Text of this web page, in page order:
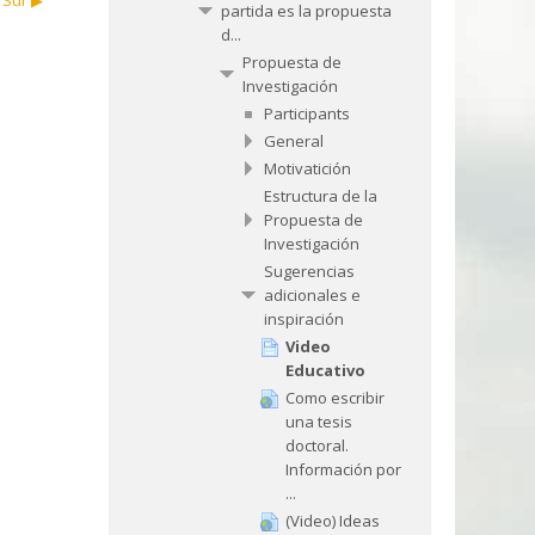
partida es la propuesta
d...
Propuesta de
Investigación
Participants
General
Motivatición
Estructura de la
Propuesta de
Investigación
Sugerencias
adicionales e
inspiración
Video
Educativo
Como escribir
una tesis
doctoral.
Información por
...
(Video) Ideas